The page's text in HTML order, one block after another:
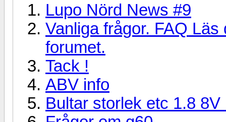
Lupo Nörd News #9
Vanliga frågor. FAQ
forumet.
Tack !
ABV info
Bultar storlek etc 1.8 8V